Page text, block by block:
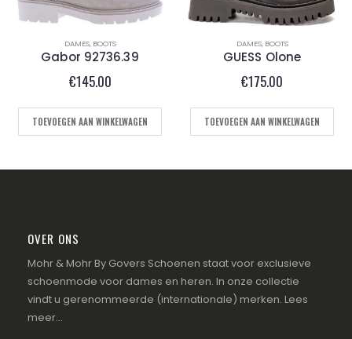
DAMES,BOOTS
GUESS Olone
€175.00
TOEVOEGEN AAN WINKELWAGEN
DAMES,KORTE LAARS DAMES
AS.98 b01205 Brown
€245.00
OPTIES SELECTEREN
OVER ONS
Mohr & Mohr By Govers Schoenen staat voor exclusieve
schoenmode voor dames en heren. In onze collectie
vindt u gerenommeerde (internationale) merken. Lees
meer...